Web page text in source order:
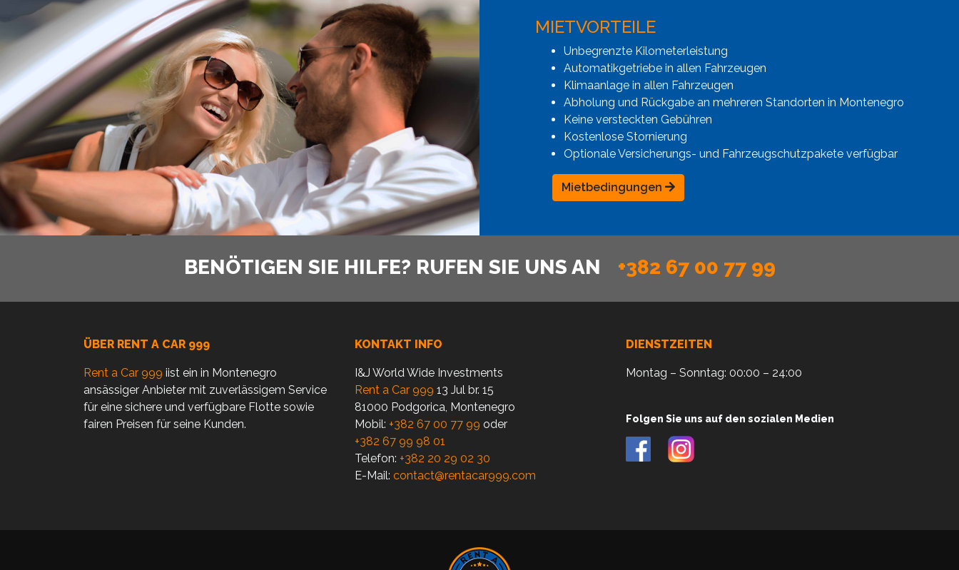
MIETVORTEILE
Unbegrenzte Kilometerleistung
Automatikgetriebe in allen Fahrzeugen
Klimaanlage in allen Fahrzeugen
Abholung und Rückgabe an mehreren Standorten in Montenegro
Keine versteckten Gebühren
Kostenlose Stornierung
Optionale Versicherungs- und Fahrzeugschutzpakete verfügbar
Mietbedingungen
BENÖTIGEN SIE HILFE? RUFEN SIE UNS AN +382 67 00 77 99
ÜBER RENT A CAR 999
Rent a Car 999 iist ein in Montenegro
ansässiger Anbieter mit zuverlässigem Service
für eine sichere und verfügbare Flotte sowie
fairen Preisen für seine Kunden.
KONTAKT INFO
I&J World Wide Investments
Rent a Car 999 13 Jul br. 15
81000 Podgorica, Montenegro
Mobil: +382 67 00 77 99 oder
+382 67 99 98 01
Telefon: +382 20 29 02 30
E-Mail: contact@rentacar999.com
DIENSTZEITEN
Montag – Sonntag: 00:00 – 24:00
Folgen Sie uns auf den sozialen Medien